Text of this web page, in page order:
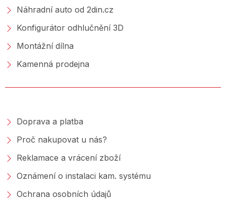
Náhradní auto od 2din.cz
Konfigurátor odhlučnění 3D
Montážní dílna
Kamenná prodejna
Doprava a platba
Proč nakupovat u nás?
Reklamace a vrácení zboží
Oznámení o instalaci kam. systému
Ochrana osobních údajů